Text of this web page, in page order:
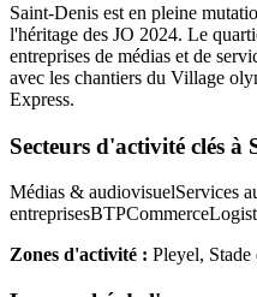
Saint-Denis est en pleine
l'héritage des JO 2024. Le
entreprises de médias et de
avec les chantiers du Village
Express.
Secteurs d'activité clés à
Médias & audiovisuelServices
entreprisesBTPCommerce
Zones d'activité : Pleyel,